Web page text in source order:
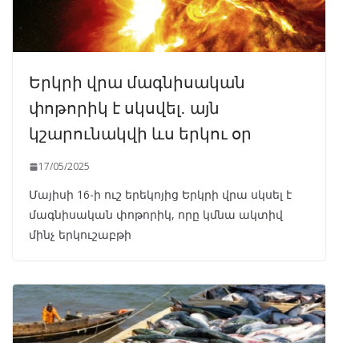
Երկրի վրա մագնիսական
փոթորիկ է սկսվել․ այն
կշարունակվի ևս երկու օր
17/05/2025
Մայիսի 16-ի ուշ երեկոյից Երկրի վրա սկսել է
մագնիսական փոթորիկ, որը կմնա ակտիվ
մինչ երկուշաբթի